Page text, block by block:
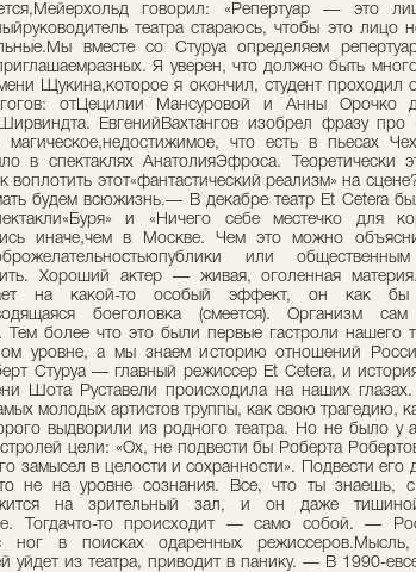
говорил: «Репертуар — это
театра стараюсь, чтобы это лицо
вместе со Стуруа определяем
Я уверен, что должно быть много
Щукина,которое я окончил, студент проходил
отЦецилии Мансуровой и Анны Орочко
ЕвгенийВахтангов изобрел фразу про
магическое,недостижимое, что есть в пьесах
в спектаклях АнатолияЭфроса. Теоретически
воплотить этот«фантастический реализм» на
будем всюжизнь.— В декабре театр Et Cetera
и «Ничего себе местечко для
иначе,чем в Москве. Чем это можно
или
Хороший актер — живая, оголенная
на какой-то особый эффект, он как бы
боеголовка (смеется). Организм сам
Тем более что это были первые гастроли нашего
уровне, а мы знаем историю отношений
Стуруа — главный режиссер Et Cetera, и
Шота Руставели происходила на наших
молодых артистов труппы, как свою трагедию,
выдворили из родного театра. Но не было у
цели: «Ох, не подвести бы Роберта
замысел в целости и сохранности». Подвести его
не на уровне сознания. Все, что ты знаешь,
на зрительный зал, и он даже
Тогдачто-то происходит — само собой. —
ног в поисках одаренных
уйдет из театра, приводит в панику. — В 1990-